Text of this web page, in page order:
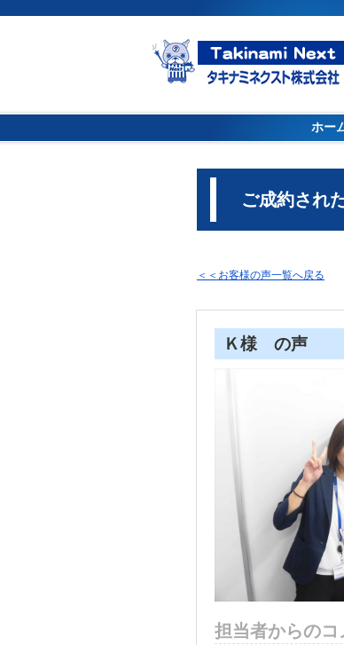
ホー
ご成約され
＜＜お客様の声一覧へ戻る
Ｋ様 の声
担当者からのコ